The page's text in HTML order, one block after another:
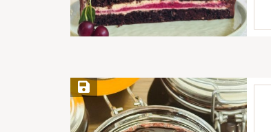
Save Recipe